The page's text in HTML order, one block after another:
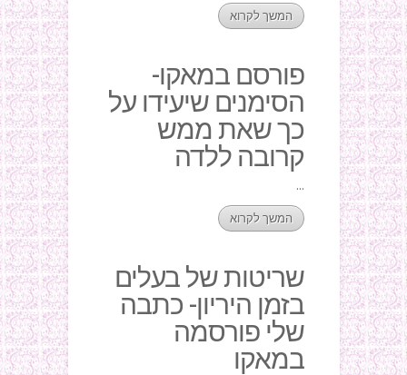
המשך לקרוא
פורסם במאקו-
הסימנים שיעידו על
כך שאת ממש
קרובה ללדה
...
המשך לקרוא
שריטות של בעלים
בזמן היריון- כתבה
שלי פורסמה
במאקו